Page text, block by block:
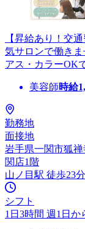
【昇給あり！交
気サロンで働き
アス・カラーOK
美容師時給
勤務地
面接地
岩手県一関市狐
関店1階
山ノ目駅 徒歩23
シフト
1日3時間 週1日か